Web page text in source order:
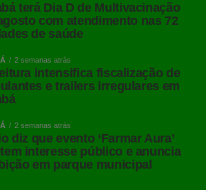
terá Dia D de Multivacinação
com atendimento nas 72
de saúde
2 semanas atrás
intensifica fiscalização de
e trailers irregulares em
2 semanas atrás
diz que evento ‘Farmar Aura’
interesse público e anuncia
em parque municipal